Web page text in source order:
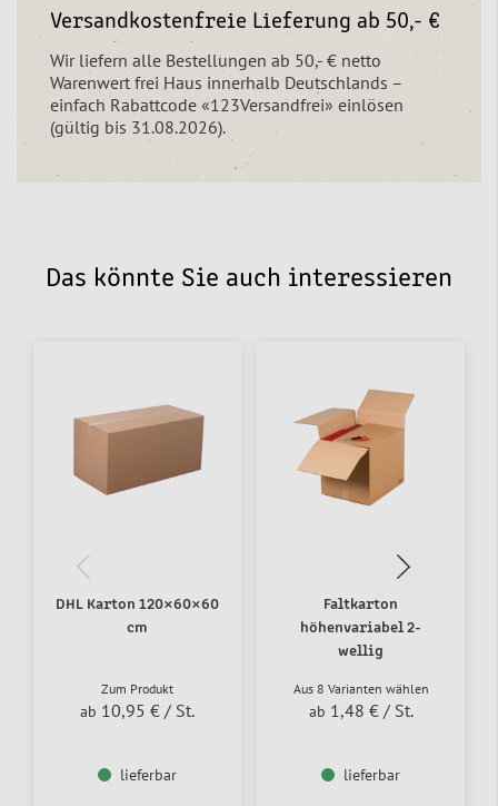
Versandkostenfreie Lieferung ab 50,- €
Wir liefern alle Bestellungen ab 50,- € netto
Warenwert frei Haus innerhalb Deutschlands –
einfach Rabattcode «123Versandfrei» einlösen
(gültig bis 31.08.2026).
Das könnte Sie auch interessieren
DHL Karton 120×60×60
cm
Zum Produkt
ab 10,95 € / St.
lieferbar
Faltkarton
höhenvariabel 2-
wellig
Aus 8 Varianten wählen
ab 1,48 € / St.
lieferbar